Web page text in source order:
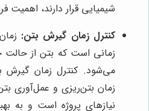
شیمیایی قرار دارند، اهمیت
کنترل زمان گیرش بتن:
زمانی است که بتن از
می‌شود. کنترل زمان گیرش
زمان بتن‌ریزی و عمل‌آوری
نیازهای پروژه است و به